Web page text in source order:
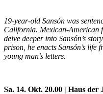
19-year-old Sansón was
California. Mexican-American
delve deeper into Sansón’s
prison, he enacts Sansón’s life
young man’s letters.
Sa. 14. Okt. 20.00 | Haus der